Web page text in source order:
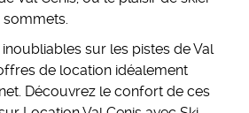
sur les pistes de Val
de location idéalement
Découvrez le confort de ces